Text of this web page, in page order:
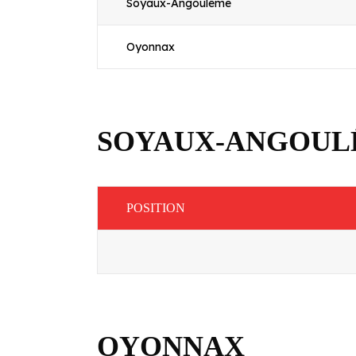
Soyaux-Angoulême
Oyonnax
SOYAUX-
POSITION
OYONNAX